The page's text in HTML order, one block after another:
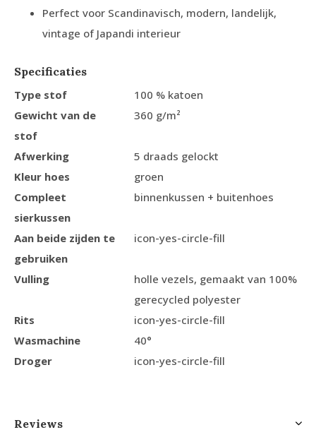
Perfect voor Scandinavisch, modern, landelijk,
vintage of Japandi interieur
Specificaties
Type stof
100 % katoen
Gewicht van de
stof
360 g/m²
Afwerking
5 draads gelockt
Kleur hoes
groen
Compleet
sierkussen
binnenkussen + buitenhoes
Aan beide zijden te
gebruiken
icon-yes-circle-fill
Vulling
holle vezels, gemaakt van 100%
gerecycled polyester
Rits
icon-yes-circle-fill
Wasmachine
40°
Droger
icon-yes-circle-fill
Reviews